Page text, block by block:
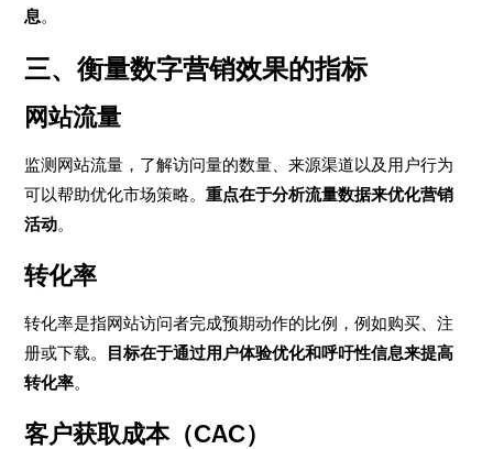
息。
三、衡量数字营销效果的指标
网站流量
监测网站流量，了解访问量的数量、来源渠道以及用户行为
可以帮助优化市场策略。重点在于分析流量数据来优化营销
活动。
转化率
转化率是指网站访问者完成预期动作的比例，例如购买、注
册或下载。
目标在于通过用户体验优化和呼吁性信息来提高
转化率。
客户获取成本（CAC）